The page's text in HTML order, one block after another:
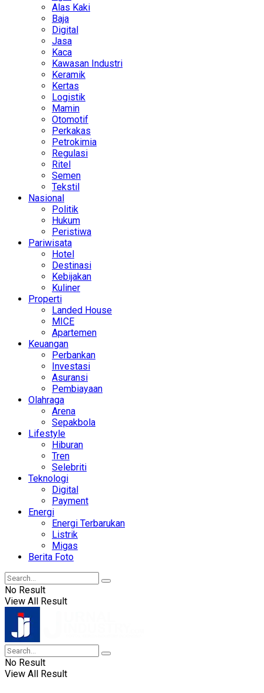
Alas Kaki
Baja
Digital
Jasa
Kaca
Kawasan Industri
Keramik
Kertas
Logistik
Mamin
Otomotif
Perkakas
Petrokimia
Regulasi
Ritel
Semen
Tekstil
Nasional
Politik
Hukum
Peristiwa
Pariwisata
Hotel
Destinasi
Kebijakan
Kuliner
Properti
Landed House
MICE
Apartemen
Keuangan
Perbankan
Investasi
Asuransi
Pembiayaan
Olahraga
Arena
Sepakbola
Lifestyle
Hiburan
Tren
Selebriti
Teknologi
Digital
Payment
Energi
Energi Terbarukan
Listrik
Migas
Berita Foto
No Result
View All Result
No Result
View All Result